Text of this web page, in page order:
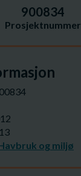
900834
Prosjektnummer
og miljø